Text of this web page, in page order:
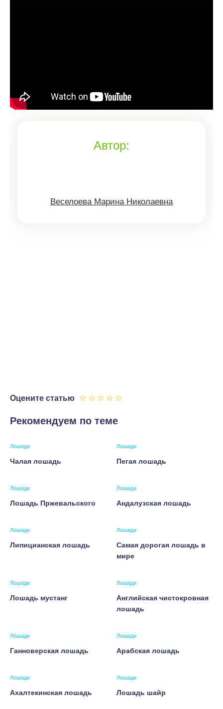
Автор:
Веселоева Марина Николаевна
Оцените статью
Рекомендуем по теме
Лошади
Чалая лошадь
Лошади
Пегая лошадь
Лошади
Лошадь Пржевальского
Лошади
Андалузская лошадь
Лошади
Липицианская лошадь
Лошади
Самая дорогая лошадь в
мире
Лошади
Лошадь мустанг
Лошади
Английская чистокровная
лошадь
Лошади
Ганноверская лошадь
Лошади
Арабская лошадь
Лошади
Ахалтекинская лошадь
Лошади
Лошадь шайр